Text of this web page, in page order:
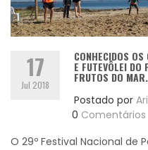
17
Jul 2018
CONHECIDOS
E FUTEVÔLEI DO
FRUTOS DO MAR.
Postado por
0 Comentários
O 29º Festival Nacional de